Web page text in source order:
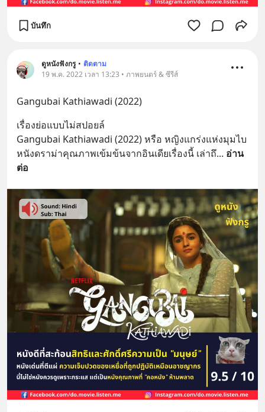
บันทึก
ดูหนังฟังกรู • ติดตาม
19 พ.ค. 2022 เวลา 13:23 • ภาพยนตร์ & ซีรีส์
Gangubai Kathiawadi (2022)
เรื่องย่อแบบไม่สปอยล์
Gangubai Kathiawadi (2022) หรือ หญิงแกร่งแห่งมุมไบ
หนังดราม่าคุณภาพเข้มข้นจากอินเดียเรื่องนี้ เล่าถึ... อ่าน
ต่อ